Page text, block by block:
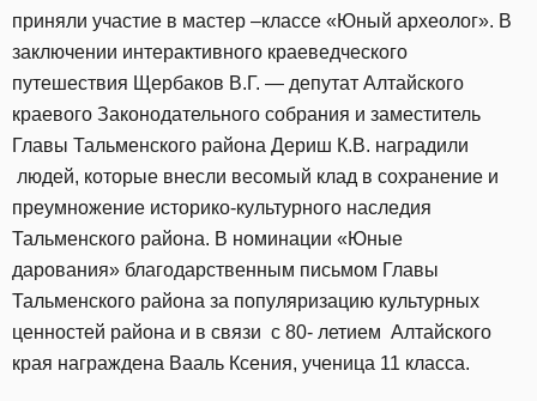
приняли участие в мастер –классе «Юный археолог». В
заключении интерактивного краеведческого
путешествия Щербаков В.Г. — депутат Алтайского
краевого Законодательного собрания и заместитель
Главы Тальменского района Дериш К.В. наградили
людей, которые внесли весомый клад в сохранение и
преумножение историко-культурного наследия
Тальменского района. В номинации «Юные
дарования» благодарственным письмом Главы
Тальменского района за популяризацию культурных
ценностей района и в связи с 80- летием Алтайского
края награждена Вааль Ксения, ученица 11 класса.